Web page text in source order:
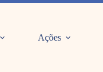
Ações